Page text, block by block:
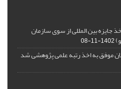
جایزه بین المللی از سوی سازمان
1402-11-08
موفق به اخذ رتبه علمی پژوهشی شد